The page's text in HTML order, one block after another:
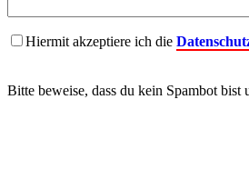
Hiermit akzeptiere ich die
Bitte beweise, dass du kein Spambot bist